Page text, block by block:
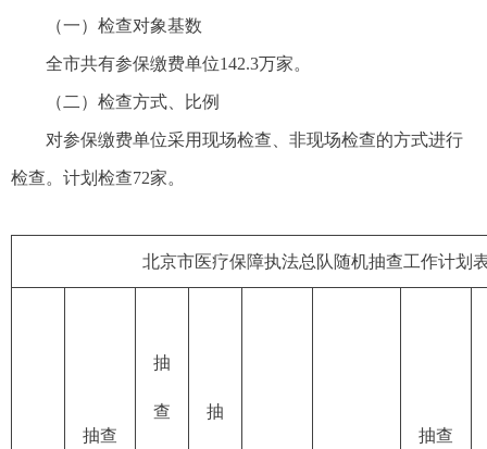
（一）检查对象基数
全市共有参保缴费单位142.3万家。
（二）检查方式、比例
对参保缴费单位采用现场检查、非现场检查的方式进行
检查。计划检查72家。
北京市医疗保障执法总队随机抽查工作计划
抽查
抽
查 抽
抽查